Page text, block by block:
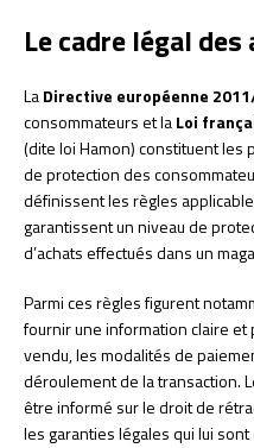
Le cadre légal
LaDirective européenne
consommateurs et laLoi
(dite loi Hamon) constituent
de protection des
définissent les règles
garantissent un niveau de
d’achats effectués dans un
Parmi ces règles figurent
fournir une information claire
vendu, les modalités de
déroulement de la transaction.
être informé sur le droit de
les garanties légales qui lui